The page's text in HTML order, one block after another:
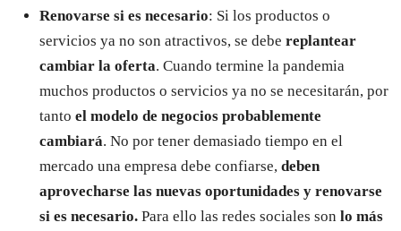
Renovarse si es necesario: Si los productos o
servicios ya no son atractivos, se debe replantear
cambiar la oferta. Cuando termine la pandemia
muchos productos o servicios ya no se necesitarán, por
tanto el modelo de negocios probablemente
cambiará. No por tener demasiado tiempo en el
mercado una empresa debe confiarse, deben
aprovecharse las nuevas oportunidades y renovarse
si es necesario. Para ello las redes sociales son lo más